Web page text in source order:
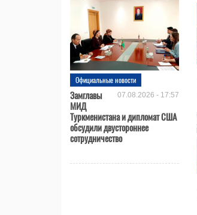
Официальные новости
07.08.2026 - 17:57
Замглавы
МИД
Туркменистана и дипломат США
обсудили двустороннее
сотрудничество